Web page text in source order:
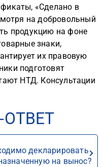
«Сделано в
на добровольный
продукцию на фоне
знаки,
их правовую
подготовят
НТД. Консультации
декларировать
на вынос?